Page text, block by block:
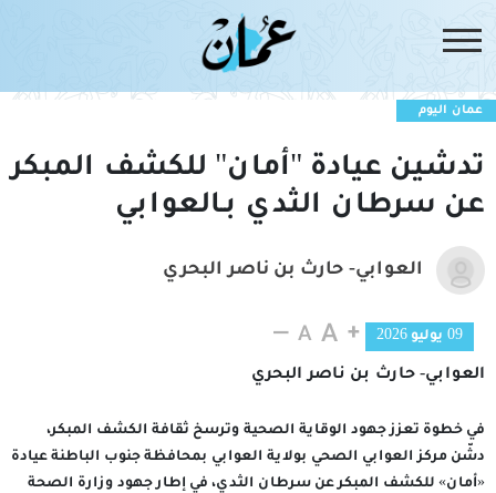
عمان اليوم
تدشين عيادة "أمان" للكشف المبكر
عن سرطان الثدي بـالعوابي
العوابي- حارث بن ناصر البحري
09 يوليو 2026
العوابي- حارث بن ناصر البحري
في خطوة تعزز جهود الوقاية الصحية وترسخ ثقافة الكشف المبكر،
دشّن مركز العوابي الصحي بولاية العوابي بمحافظة جنوب الباطنة عيادة
«أمان» للكشف المبكر عن سرطان الثدي، في إطار جهود وزارة الصحة